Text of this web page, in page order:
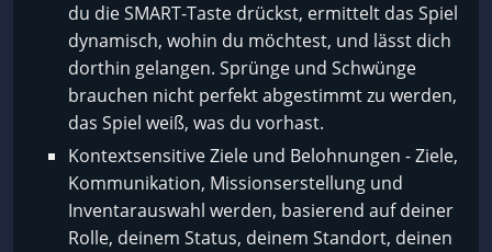
du die SMART-Taste drückst, ermittelt das Spiel
dynamisch, wohin du möchtest, und lässt dich
dorthin gelangen. Sprünge und Schwünge
brauchen nicht perfekt abgestimmt zu werden,
das Spiel weiß, was du vorhast.
Kontextsensitive Ziele und Belohnungen - Ziele,
Kommunikation, Missionserstellung und
Inventarauswahl werden, basierend auf deiner
Rolle, deinem Status, deinem Standort, deinen